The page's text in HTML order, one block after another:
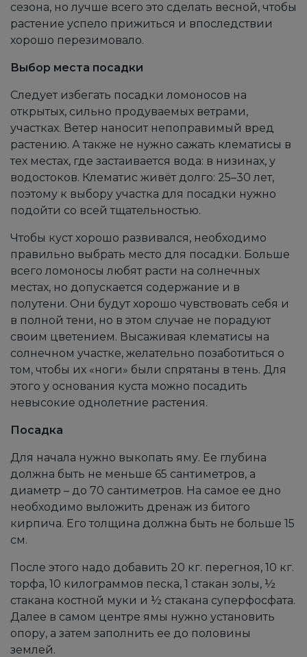
сезона, но лучше всего это сделать весной, чтобы
растение успело прижиться и впоследствии
хорошо перезимовало.
Выбор места посадки
Следует избегать посадки ломоносов на
открытых, сильно продуваемых ветрами,
участках. Ветер наносит непоправимый вред
растению. А также не нужно сажать клематисы в
тех местах, где застаивается вода: в низинах, у
водостоков. Клематис живёт долго: 25–30 лет,
поэтому к выбору участка для посадки нужно
подойти со всей тщательностью.
Чтобы куст хорошо развивался, необходимо
правильно выбрать место для посадки. Больше
всего ломоносы любят расти на солнечных
местах, но допускается содержание и в
полутени. Они будут хорошо чувствовать себя и
в полной тени, но в этом случае не порадуют
своим цветением. Высаживая клематисы на
солнечном участке, желательно позаботиться о
том, чтобы их «ноги» были спрятаны в тень. Для
этого у основания куста можно посадить
невысокие однолетние растения.
Посадка
Для начала нужно выкопать яму. Ее глубина
должна быть не меньше 65 сантиметров, а
диаметр – до 70 сантиметров. На самое ее дно
необходимо выложить дренаж из битого
кирпича. Его толщина должна быть не больше 15
см.
После этого надо добавить 20 кг. перегноя, 10 кг.
торфа, 10 килограммов песка, 1 стакан золы, ½
стакана костной муки и ½ стакана суперфосфата.
Далее в самом центре ямы нужно установить
опору, а затем заполнить ее до половины
землей.